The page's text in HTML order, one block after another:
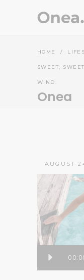
HOME /
SWEET,
WIND.
Onea
AUGUST